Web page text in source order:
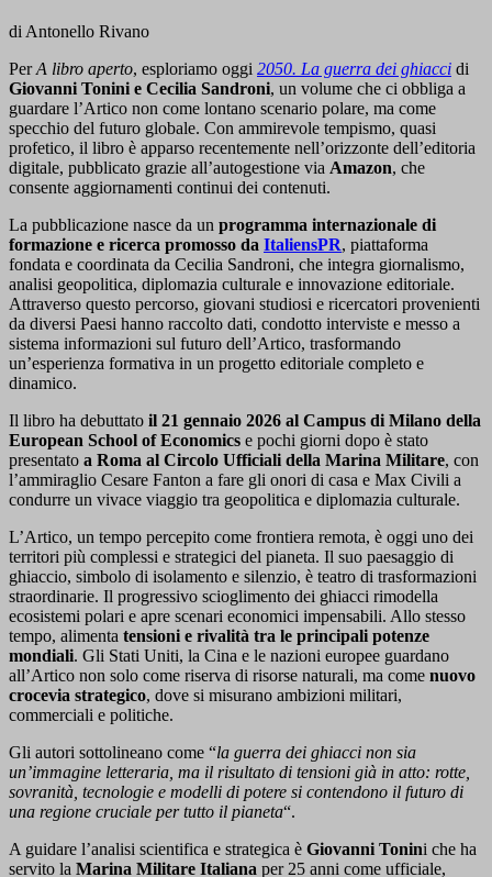
di Antonello Rivano
PerA libro aperto, esploriamo oggi 2050. La guerra dei ghiacci di
Giovanni Tonini e Cecilia Sandroni, un volume che ci obbliga a
guardare l’Artico non come lontano scenario polare, ma come
specchio del futuro globale. Con ammirevole tempismo, quasi
profetico, il libro è apparso recentemente nell’orizzonte dell’editoria
digitale, pubblicato grazie all’autogestione via Amazon, che
consente aggiornamenti continui dei contenuti.
La pubblicazione nasce da un programma internazionale di
formazione e ricerca promosso da ItaliensPR, piattaforma
fondata e coordinata da Cecilia Sandroni, che integra giornalismo,
analisi geopolitica, diplomazia culturale e innovazione editoriale.
Attraverso questo percorso, giovani studiosi e ricercatori provenienti
da diversi Paesi hanno raccolto dati, condotto interviste e messo a
sistema informazioni sul futuro dell’Artico, trasformando
un’esperienza formativa in un progetto editoriale completo e
dinamico.
Il libro ha debuttato il 21 gennaio 2026 al Campus di Milano della
European School of Economics e pochi giorni dopo è stato
presentato a Roma al Circolo Ufficiali della Marina Militare, con
l’ammiraglio Cesare Fanton a fare gli onori di casa e Max Civili a
condurre un vivace viaggio tra geopolitica e diplomazia culturale.
L’Artico, un tempo percepito come frontiera remota, è oggi uno dei
territori più complessi e strategici del pianeta. Il suo paesaggio di
ghiaccio, simbolo di isolamento e silenzio, è teatro di trasformazioni
straordinarie. Il progressivo scioglimento dei ghiacci rimodella
ecosistemi polari e apre scenari economici impensabili. Allo stesso
tempo, alimenta tensioni e rivalità tra le principali potenze
mondiali. Gli Stati Uniti, la Cina e le nazioni europee guardano
all’Artico non solo come riserva di risorse naturali, ma come nuovo
crocevia strategico, dove si misurano ambizioni militari,
commerciali e politiche.
Gli autori sottolineano come “la guerra dei ghiacci non sia
un’immagine letteraria, ma il risultato di tensioni già in atto: rotte,
sovranità, tecnologie e modelli di potere si contendono il futuro di
una regione cruciale per tutto il pianeta“.
A guidare l’analisi scientifica e strategica è Giovanni Tonini che ha
servito la Marina Militare Italiana per 25 anni come ufficiale,